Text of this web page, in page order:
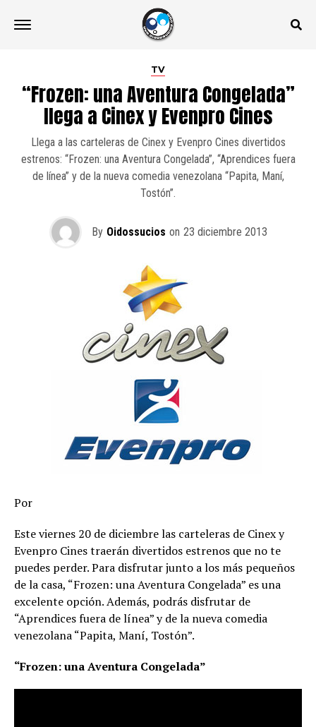
TV
“Frozen: una Aventura Congelada”
llega a Cinex y Evenpro Cines
Llega a las carteleras de Cinex y Evenpro Cines divertidos
estrenos: “Frozen: una Aventura Congelada”, “Aprendices fuera
de línea” y de la nueva comedia venezolana “Papita, Maní,
Tostón”.
By Oidossucios on 23 diciembre 2013
Por
Este viernes 20 de diciembre las carteleras de Cinex y
Evenpro Cines traerán divertidos estrenos que no te
puedes perder. Para disfrutar junto a los más pequeños
de la casa, “Frozen: una Aventura Congelada” es una
excelente opción. Además, podrás disfrutar de
“Aprendices fuera de línea” y de la nueva comedia
venezolana “Papita, Maní, Tostón”.
“Frozen: una Aventura Congelada”